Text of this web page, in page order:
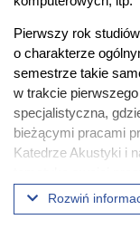
Pierwszy rok
o charakterze
semestrze takie
w trakcie
specjalistyczna,
bieżącymi pracami
Katedrze Akustyki i
Od rokuRozwiń